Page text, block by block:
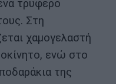
τρυφερό
Στη
χαμογελαστή
ενώ στο
της